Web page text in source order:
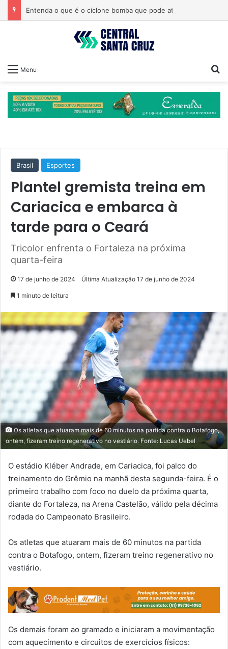
Menu
Brasil Esportes
Plantel gremista treina em
Cariacica e embarca à
tarde para o Ceará
Tricolor enfrenta o Fortaleza na próxima
quarta-feira
17 de junho de 2024 Última Atualização 17 de junho de 2024
1 minuto de leitura
Os atletas que atuaram mais de 60 minutos na partida contra o Botafogo,
ontem, fizeram treino regenerativo no vestiário. Fonte: Lucas Uebel
O estádio Kléber Andrade, em Cariacica, foi palco do
treinamento do Grêmio na manhã desta segunda-feira. É o
primeiro trabalho com foco no duelo da próxima quarta,
diante do Fortaleza, na Arena Castelão, válido pela décima
rodada do Campeonato Brasileiro.
Os atletas que atuaram mais de 60 minutos na partida
contra o Botafogo, ontem, fizeram treino regenerativo no
vestiário.
Os demais foram ao gramado e iniciaram a movimentação
com aquecimento e circuitos de exercícios físicos: